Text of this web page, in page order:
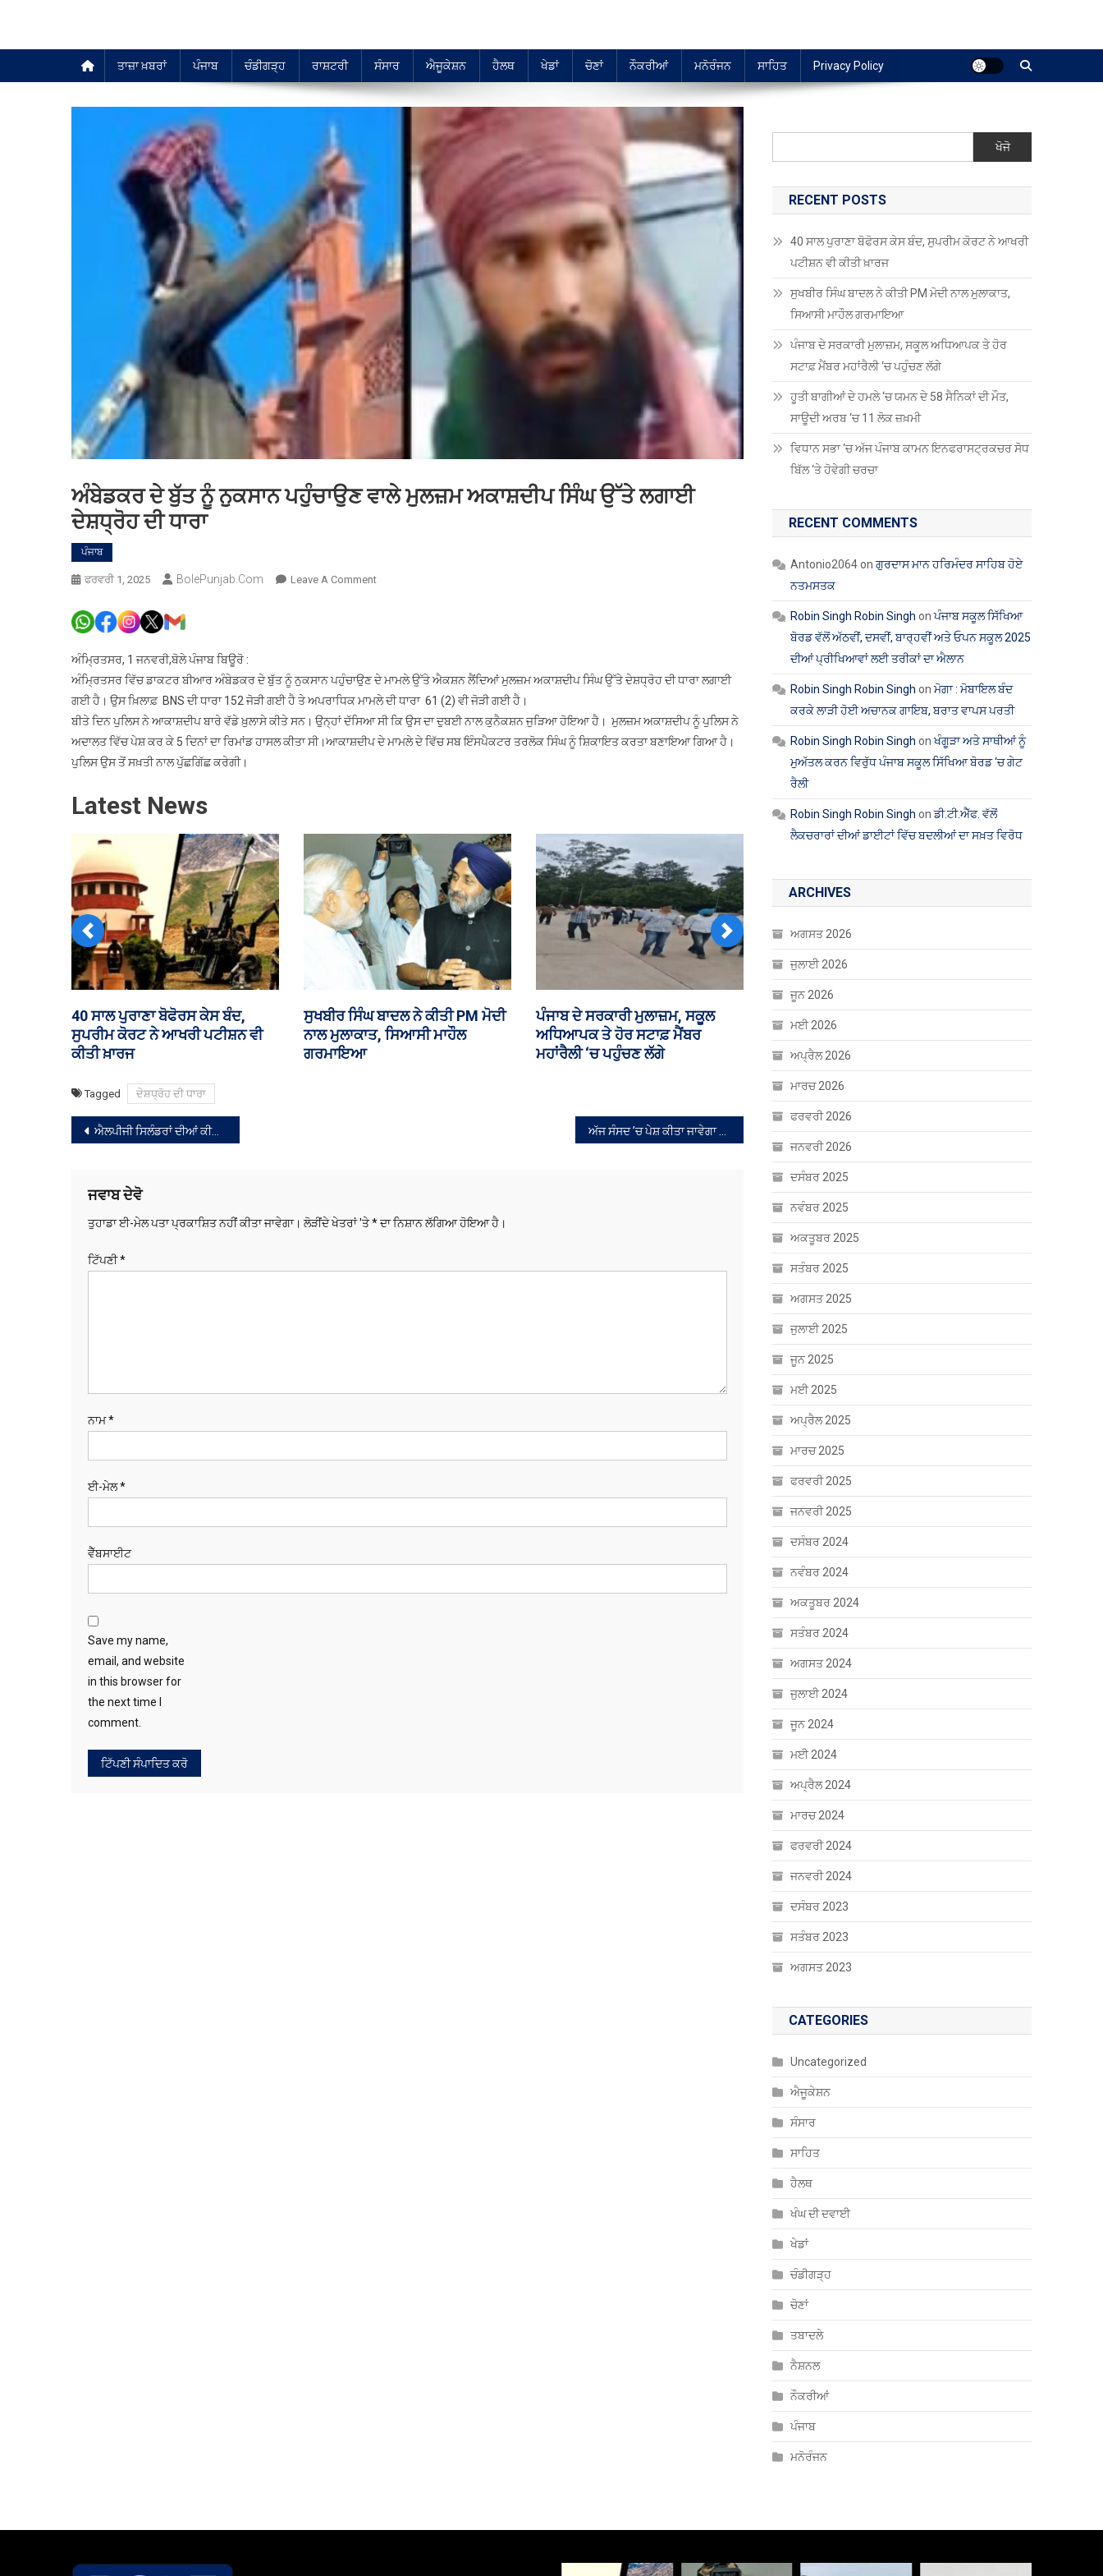
ਤਾਜ਼ਾ ਖ਼ਬਰਾਂ ਪੰਜਾਬ ਚੰਡੀਗੜ੍ਹ ਰਾਸ਼ਟਰੀ ਸੰਸਾਰ ਐਜੂਕੇਸ਼ਨ ਹੈਲਥ ਖੇਡਾਂ ਚੋਣਾਂ ਨੌਕਰੀਆਂ ਮਨੋਰੰਜਨ ਸਾਹਿਤ Privacy Policy
ਅੰਬੇਡਕਰ ਦੇ ਬੁੱਤ ਨੂੰ ਨੁਕਸਾਨ ਪਹੁੰਚਾਉਣ ਵਾਲੇ ਮੁਲਜ਼ਮ ਅਕਾਸ਼ਦੀਪ ਸਿੰਘ ਉੱਤੇ ਲਗਾਈ
ਦੇਸ਼ਧ੍ਰੋਹ ਦੀ ਧਾਰਾ
ਪੰਜਾਬ
ਫਰਵਰੀ 1, 2025 BolePunjab.com Leave A CommentOn
ਨੁਕਸਾਨ
ਪਹੁੰਚਾਉਣ
ਅਕਾਸ਼ਦੀਪ
ਦੀ
ਧਾਰਾ
ਅੰਮ੍ਰਿਤਸਰ, 1 ਜਨਵਰੀ,ਬੋਲੇ ਪੰਜਾਬ ਬਿਊਰੋ :
ਅੰਮ੍ਰਿਤਸਰ ਵਿੱਚ ਡਾਕਟਰ ਬੀਆਰ ਅੰਬੇਡਕਰ ਦੇ ਬੁੱਤ ਨੂੰ ਨੁਕਸਾਨ ਪਹੁੰਚਾਉਣ ਦੇ ਮਾਮਲੇ ਉੱਤੇ ਐਕਸ਼ਨ ਲੈਂਦਿਆਂ ਮੁਲਜ਼ਮ ਅਕਾਸ਼ਦੀਪ ਸਿੰਘ ਉੱਤੇ ਦੇਸ਼ਧ੍ਰੋਹ ਦੀ ਧਾਰਾ ਲਗਾਈ
ਗਈ ਹੈ। ਉਸ ਖ਼ਿਲਾਫ਼ BNS ਦੀ ਧਾਰਾ 152 ਜੋੜੀ ਗਈ ਹੈ ਤੇ ਅਪਰਾਧਿਕ ਮਾਮਲੇ ਦੀ ਧਾਰਾ 61 (2) ਵੀ ਜੋੜੀ ਗਈ ਹੈ।
ਬੀਤੇ ਦਿਨ ਪੁਲਿਸ ਨੇ ਆਕਾਸ਼ਦੀਪ ਬਾਰੇ ਵੱਡੇ ਖ਼ੁਲਾਸੇ ਕੀਤੇ ਸਨ। ਉਨ੍ਹਾਂ ਦੱਸਿਆ ਸੀ ਕਿ ਉਸ ਦਾ ਦੁਬਈ ਨਾਲ ਕੁਨੈਕਸ਼ਨ ਜੁੜਿਆ ਹੋਇਆ ਹੈ। ਮੁਲਜ਼ਮ ਅਕਾਸ਼ਦੀਪ ਨੂੰ ਪੁਲਿਸ ਨੇ
ਅਦਾਲਤ ਵਿੱਚ ਪੇਸ਼ ਕਰ ਕੇ 5 ਦਿਨਾਂ ਦਾ ਰਿਮਾਂਡ ਹਾਸਲ ਕੀਤਾ ਸੀ।ਆਕਾਸ਼ਦੀਪ ਦੇ ਮਾਮਲੇ ਦੇ ਵਿੱਚ ਸਬ ਇੰਸਪੈਕਟਰ ਤਰਲੋਕ ਸਿੰਘ ਨੂੰ ਸ਼ਿਕਾਇਤ ਕਰਤਾ ਬਣਾਇਆ ਗਿਆ ਹੈ।
ਪੁਲਿਸ ਉਸ ਤੋਂ ਸਖ਼ਤੀ ਨਾਲ ਪੁੱਛਗਿੱਛ ਕਰੇਗੀ।
Latest News
ਹੂਤੀ ਬਾਗੀਆਂ ਦੇ ਹਮਲੇ ‘ਚ ਯਮਨ ਦੇ 58
ਸੈਨਿਕਾਂ ਦੀ ਮੌਤ, ਸਾਊਦੀ ਅਰਬ ‘ਚ 11
ਲੋਕ ਜ਼ਖ਼ਮੀ
ਵਿਧਾਨ ਸਭਾ ‘ਚ ਅੱਜ ਪੰਜਾਬ ਕਾਮਨ
ਇਨਫਰਾਸਟ੍ਰਕਚਰ ਸੋਧ ਬਿੱਲ ‘ਤੇ ਹੋਵੇਗੀ
ਚਰਚਾ
₹35 ਕਰੋੜ ਦੀ ਹੈਰੋਇਨ ਸਣੇ ਤਸਕਰ ਕਾਬੂ
Previous Next
Tagged ਦੇਸ਼ਧ੍ਰੋਹ ਦੀ ਧਾਰਾ
ਸੰਪਾਦਨਾ
ਐਲਪੀਜੀ ਸਿਲੰਡਰਾਂ ਦੀਆਂ ਕੀਮਤਾਂ ਘਟਾਈਆਂ
ਜਵਾਬ ਦੇਵੋ
ਤੁਹਾਡਾ ਈ-ਮੇਲ ਪਤਾ ਪ੍ਰਕਾਸ਼ਿਤ ਨਹੀਂ ਕੀਤਾ ਜਾਵੇਗਾ। ਲੋੜੀਂਦੇ ਖੇਤਰਾਂ 'ਤੇ*ਦਾ ਨਿਸ਼ਾਨ ਲੱਗਿਆ ਹੋਇਆ ਹੈ।
ਟਿੱਪਣੀ*
ਨਾਮ*
ਈ-ਮੇਲ*
ਵੈੱਬਸਾਈਟ
Save my name,
email, and website
in this browser for
the next time I
comment.
ਖੋਜੋ
RECENT POSTS
40 ਸਾਲ ਪੁਰਾਣਾ ਬੋਫੋਰਸ ਕੇਸ ਬੰਦ, ਸੁਪਰੀਮ ਕੋਰਟ ਨੇ ਆਖਰੀ
ਪਟੀਸ਼ਨ ਵੀ ਕੀਤੀ ਖ਼ਾਰਜ
ਸੁਖਬੀਰ ਸਿੰਘ ਬਾਦਲ ਨੇ ਕੀਤੀ PM ਮੋਦੀ ਨਾਲ ਮੁਲਾਕਾਤ,
ਸਿਆਸੀ ਮਾਹੌਲ ਗਰਮਾਇਆ
ਪੰਜਾਬ ਦੇ ਸਰਕਾਰੀ ਮੁਲਾਜ਼ਮ, ਸਕੂਲ ਅਧਿਆਪਕ ਤੇ ਹੋਰ
ਸਟਾਫ਼ ਮੈਂਬਰ ਮਹਾਂਰੈਲੀ ‘ਚ ਪਹੁੰਚਣ ਲੱਗੇ
ਹੂਤੀ ਬਾਗੀਆਂ ਦੇ ਹਮਲੇ ‘ਚ ਯਮਨ ਦੇ 58 ਸੈਨਿਕਾਂ ਦੀ ਮੌਤ,
ਸਾਊਦੀ ਅਰਬ ‘ਚ 11 ਲੋਕ ਜ਼ਖ਼ਮੀ
ਵਿਧਾਨ ਸਭਾ ‘ਚ ਅੱਜ ਪੰਜਾਬ ਕਾਮਨ ਇਨਫਰਾਸਟ੍ਰਕਚਰ ਸੋਧ
ਬਿੱਲ ‘ਤੇ ਹੋਵੇਗੀ ਚਰਚਾ
RECENT COMMENTS
Antonio2064onਗੁਰਦਾਸ ਮਾਨ ਹਰਿਮੰਦਰ ਸਾਹਿਬ ਹੋਏ
ਨਤਮਸਤਕ
Robin Singh Robin Singh onਪੰਜਾਬ ਸਕੂਲ ਸਿੱਖਿਆ
ਬੋਰਡ ਵੱਲੋਂ ਅੱਠਵੀਂ, ਦਸਵੀਂ, ਬਾਰ੍ਹਵੀਂ ਅਤੇ ਓਪਨ ਸਕੂਲ 2025
ਦੀਆਂ ਪ੍ਰੀਖਿਆਵਾਂ ਲਈ ਤਰੀਕਾਂ ਦਾ ਐਲਾਨ
Robin Singh Robin Singh onਮੋਗਾ : ਮੋਬਾਇਲ ਬੰਦ
ਕਰਕੇ ਲਾੜੀ ਹੋਈ ਅਚਾਨਕ ਗਾਇਬ, ਬਰਾਤ ਵਾਪਸ ਪਰਤੀ
Robin Singh Robin Singh onਖੰਗੂੜਾ ਅਤੇ ਸਾਥੀਆਂ ਨੂੰ
ਮੁਅੱਤਲ ਕਰਨ ਵਿਰੁੱਧ ਪੰਜਾਬ ਸਕੂਲ ਸਿੱਖਿਆ ਬੋਰਡ ‘ਚ ਗੇਟ
ਰੈਲੀ
Robin Singh Robin Singh onਡੀ.ਟੀ.ਐੱਫ. ਵੱਲੋਂ
ਲੈਕਚਰਾਰਾਂ ਦੀਆਂ ਡਾਈਟਾਂ ਵਿੱਚ ਬਦਲੀਆਂ ਦਾ ਸਖ਼ਤ ਵਿਰੋਧ
ARCHIVES
ਅਗਸਤ 2026
ਜੁਲਾਈ 2026
ਜੂਨ 2026
ਮਈ 2026
ਅਪ੍ਰੈਲ 2026
ਮਾਰਚ 2026
ਫਰਵਰੀ 2026
ਜਨਵਰੀ 2026
ਦਸੰਬਰ 2025
ਨਵੰਬਰ 2025
ਅਕਤੂਬਰ 2025
ਸਤੰਬਰ 2025
ਅਗਸਤ 2025
ਜੁਲਾਈ 2025
ਜੂਨ 2025
ਮਈ 2025
ਅਪ੍ਰੈਲ 2025
ਮਾਰਚ 2025
ਫਰਵਰੀ 2025
ਜਨਵਰੀ 2025
ਦਸੰਬਰ 2024
ਨਵੰਬਰ 2024
ਅਕਤੂਬਰ 2024
ਸਤੰਬਰ 2024
ਅਗਸਤ 2024
ਜੁਲਾਈ 2024
ਜੂਨ 2024
ਮਈ 2024
ਅਪ੍ਰੈਲ 2024
ਮਾਰਚ 2024
ਫਰਵਰੀ 2024
ਜਨਵਰੀ 2024
ਦਸੰਬਰ 2023
ਸਤੰਬਰ 2023
ਅਗਸਤ 2023
CATEGORIES
Uncategorized
ਐਜੂਕੇਸ਼ਨ
ਸੰਸਾਰ
ਸਾਹਿਤ
ਹੈਲਥ
ਖੰਘ ਦੀ ਦਵਾਈ
ਖੇਡਾਂ
ਚੰਡੀਗੜ੍ਹ
ਚੋਣਾਂ
ਤਬਾਦਲੇ
ਨੈਸ਼ਨਲ
ਨੌਕਰੀਆਂ
ਪੰਜਾਬ
ਮਨੋਰੰਜਨ